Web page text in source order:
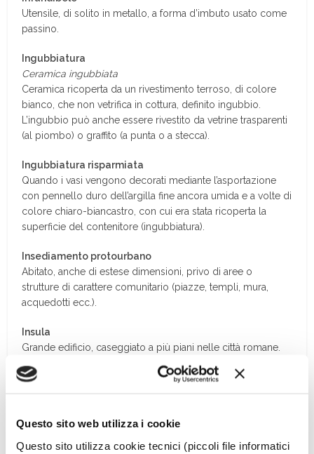
Questo sito web utilizza i cookie
Questo sito utilizza cookie tecnici (piccoli file informatici
Utensìle, di solito in metallo, a forma d’imbuto usato come
passino.
Ingubbiatura
Ceramica ingubbiata
Ceramica ricoperta da un rivestimento terroso, di colore
bianco, che non vetrifica in cottura, definito ingubbio.
L’ingubbio può anche essere rivestito da vetrine trasparenti
(al piombo) o graffito (a punta o a stecca).
Ingubbiatura risparmiata
Quando i vasi vengono decorati mediante l’asportazione
con pennello duro dell’argilla fine ancora umida e a volte di
colore chiaro-biancastro, con cui era stata ricoperta la
superficie del contenitore (ingubbiatura).
Insediamento protourbano
Abitato, anche di estese dimensioni, privo di aree o
strutture di carattere comunitario (piazze, templi, mura,
acquedotti ecc.).
Insula
Grande edificio, caseggiato a più piani nelle città romane.
Insubri
l’Oglio.